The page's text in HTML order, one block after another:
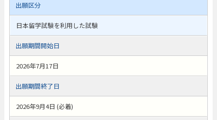
出願区分
日本留学試験を利用した試験
出願期間開始日
2026年7月17日
出願期間終了日
2026年9月4日 (必着)